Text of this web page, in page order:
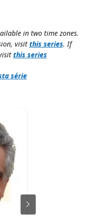
in two time zones.
visit this series. If
this series
série